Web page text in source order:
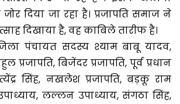
दिया जा रहा है। प्रजापति समाज ने
दिखाया है, वह काबिले तारीफ है।
पंचायत सदस्य श्याम बाबू यादव,
प्रजापति, बिजेंदर प्रजापति, पूर्व प्रधान
सिंह, नखलेश प्रजापति, बड़कू राम
लल्लन उपाध्याय, संगठा सिंह,